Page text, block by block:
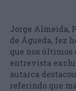
Jorge Almeida,
de Águeda, fez
que nos últimos
entrevista
autarca
referindo que